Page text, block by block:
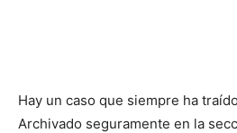
Hay un caso que siempre ha
Archivado seguramente en la